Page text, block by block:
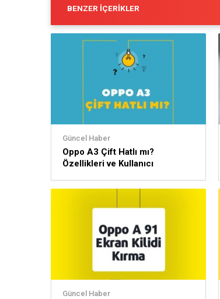
BENZER İÇERIKLER
Güncel Haber
Oppo A3 Çift Hatlı mı?
Özellikleri ve Kullanıcı
Güncel Haber